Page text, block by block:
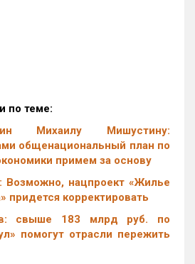
по теме:
Михаилу Мишустину:
общенациональный план по
примем за основу
Возможно, нацпроект «Жилье
придется корректировать
свыше 183 млрд руб. по
помогут отрасли пережить